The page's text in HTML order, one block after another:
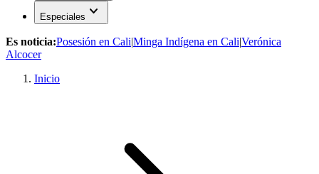
Especiales expand_more
Es noticia:Posesión en Cali|Minga Indígena en Cali|Verónica
Alcocer
Inicio